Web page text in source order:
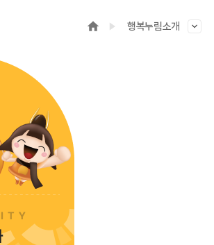
행복누림소개